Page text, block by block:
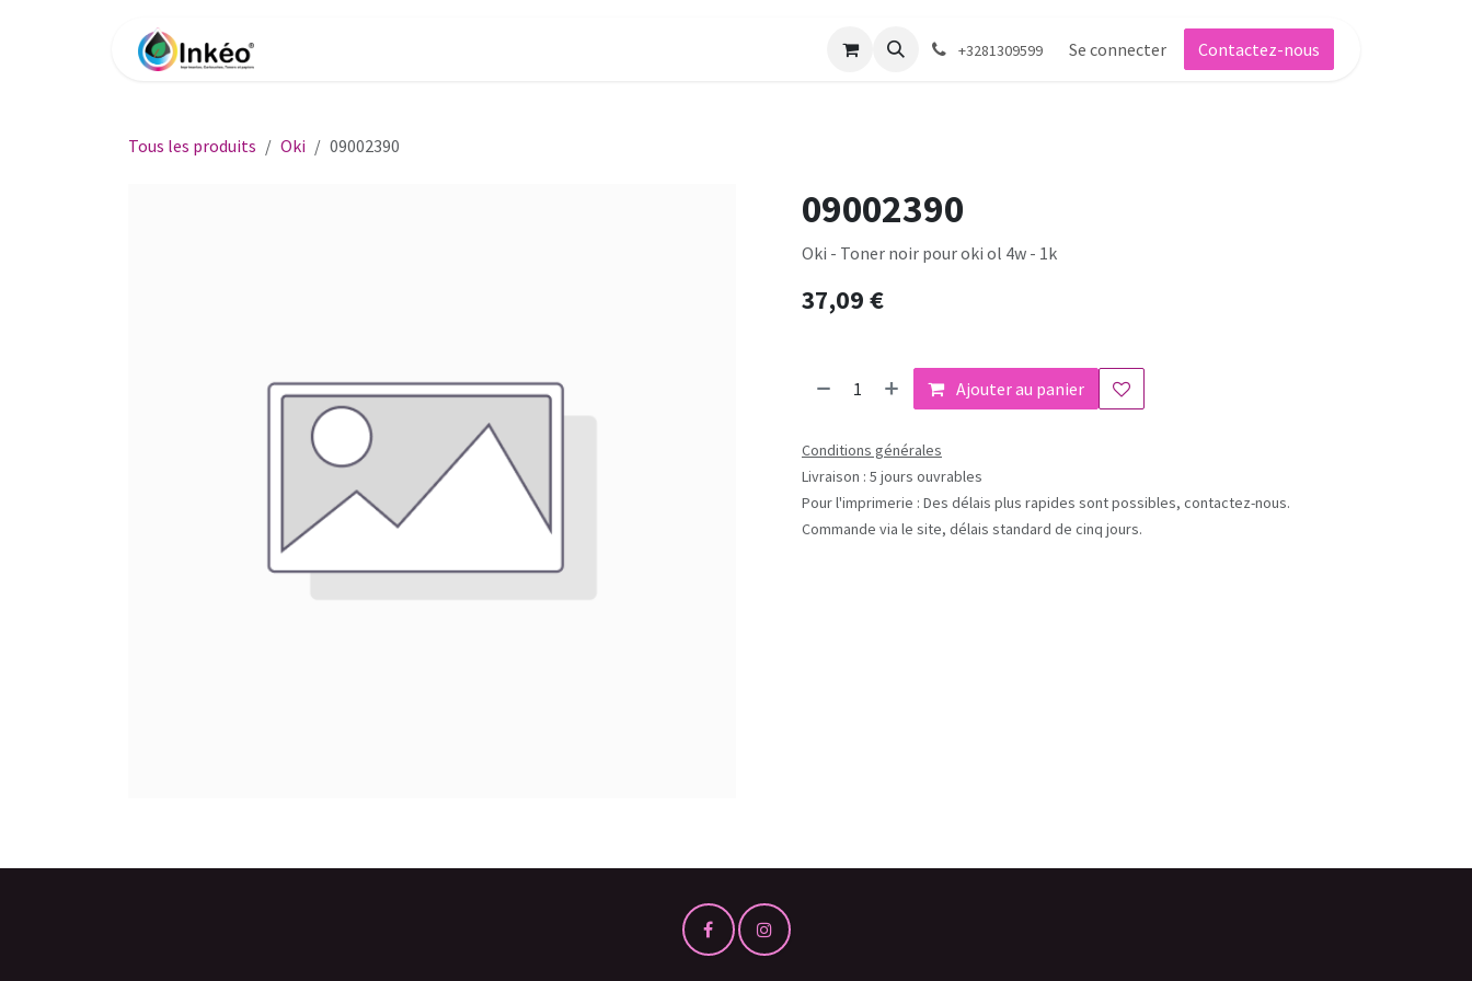
+3281309599 Se connecter Contactez-nous
Tous les produits Oki 09002390
09002390
Oki - Toner noir pour oki ol 4w - 1k
37,09€
Ajouter au panier
Conditions générales
Livraison : 5 jours ouvrables
Pour l'imprimerie : Des délais plus rapides sont possibles, contactez-nous.
Commande via le site, délais standard de cinq jours.